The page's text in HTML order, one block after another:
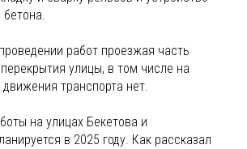
бетона.
работ проезжая часть
улицы, в том числе на
движения транспорта нет.
на улицах Бекетова и
в 2025 году. Как рассказал